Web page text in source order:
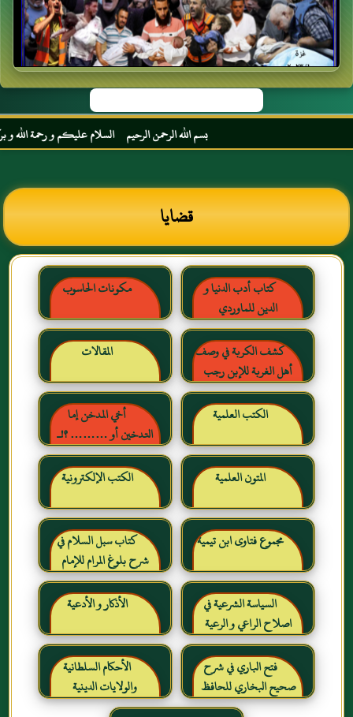
بسم الله الرحمن الرحيم السلام عليكم و رحمة الله و
قضايا
كتاب أدب الدنيا و
الدين للماوردي
مكونات الحاسوب
كشف الكربة في وصف
أهل الغربة للإبن رجب
الحنبلي رحمه الله
المقالات
الكتب العلمية
أخي المدخن إما
التدخين أو ……… ؟!ـ
حقائق وأرقام ناطقة ، لكن
لا يسمعها المدخنون حرره
خالد بن عبد الرحمن بن حمد
الشايع
المتون العلمية الكتب الإلكترونية
مجموع فتاوى ابن تيمية
كتاب سبل السلام في
شرح بلوغ المرام للإمام
الصنعاني رحمه الله
السياسة الشرعية في
اصلاح الراعي و الرعية
الأذكار و الأدعية
فتح الباري في شرح
صحيح البخاري للحافظ
ابن حجر العسقلاني
الأحكام السلطانية
والولايات الدينية